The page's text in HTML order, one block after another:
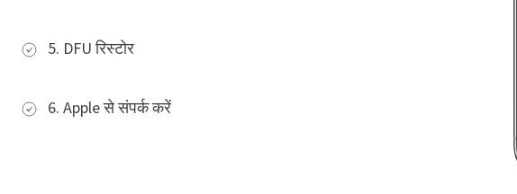
5. DFU रिस्टोर
6. Apple से संपर्क करें